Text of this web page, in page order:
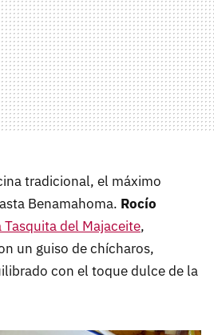
tradicional, el máximo
Benamahoma. Rocío
Tasquita del Majaceite,
un guiso de chícharos,
con el toque dulce de la